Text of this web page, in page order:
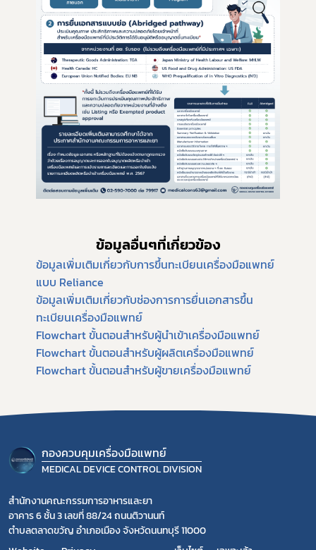
ข้อมูลอื่นๆที่เกี่ยวข้อง
ข้อมูลเพิ่มเติมเกี่ยวกับการขึ้นทะเบียนเครื่องมือแพทย์
แบบ Reliance
ข้อมูลเพิ่มเติมเกี่ยวกับช่องการการยื่นเอกสารขึ้น
ทะเบียนเครื่องมือแพทย์
Flowchart ขั้นตอนสำหรับผู้นำเข้าเครื่องมือแพทย์
Flowchart ขั้นตอนสำหรับผู้ผลิตเครื่องมือแพทย์
Flowchart ขั้นตอนสำหรับผู้ขายเครื่องมือแพทย์
กองควบคุมเครื่องมือแพทย์
MEDICAL DEVICE CONTROL DIVISION
สำนักงานคณะกรรมการอาหารและยา
อาคาร 6 ชั้น 3 เลขที่ 88/24 ถนนติวานนท์
ตำบลตลาดขวัญ อำเภอเมือง จังหวัดนนทบุรี 11000